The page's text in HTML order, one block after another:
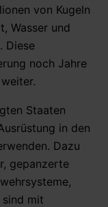
von Kugeln
Wasser und
Diese
noch Jahre
Staaten
in den
Dazu
gepanzerte
mit